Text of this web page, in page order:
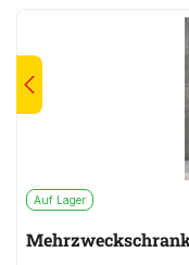
Auf Lager